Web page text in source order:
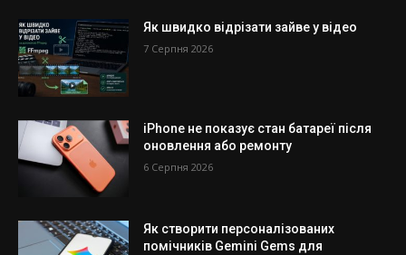
Як швидко відрізати зайве у відео
7 Серпня 2026
iPhone не показує стан батареї після
оновлення або ремонту
6 Серпня 2026
Як створити персоналізованих
помічників Gemini Gems для